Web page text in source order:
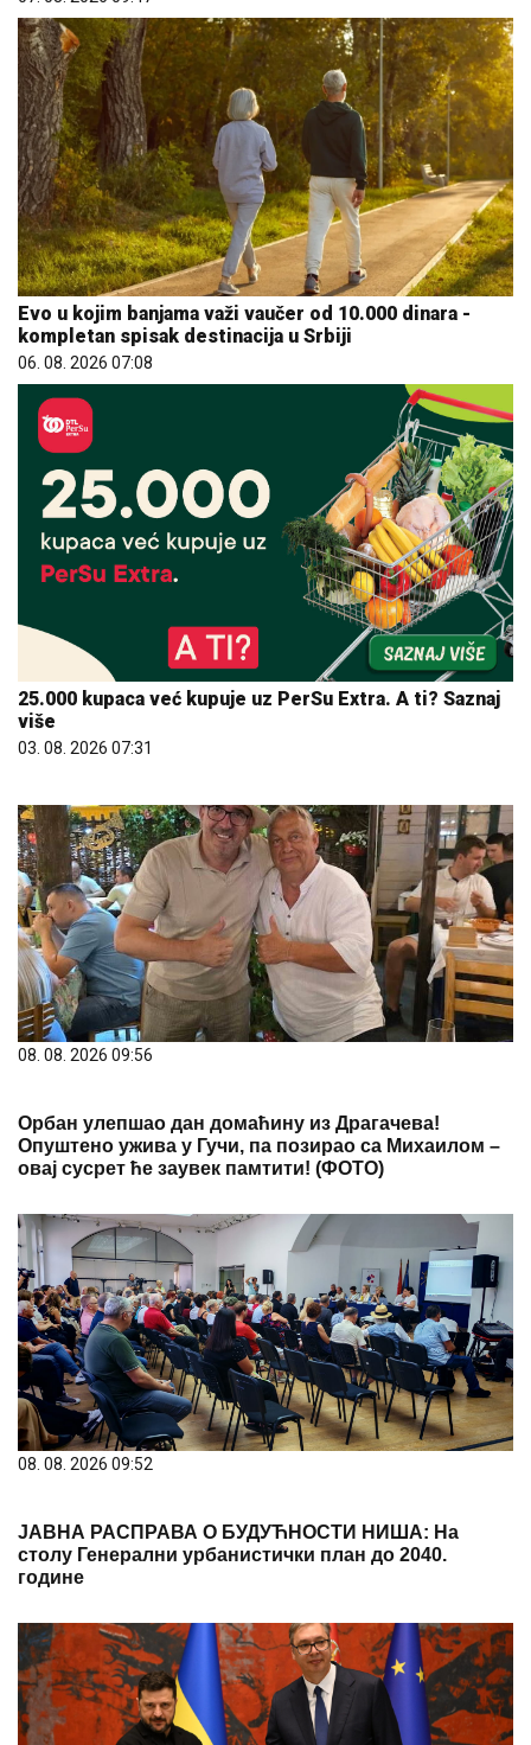
Evo u kojim banjama važi vaučer od 10.000 dinara -
kompletan spisak destinacija u Srbiji
06. 08. 2026 07:08
25.000 kupaca već kupuje uz PerSu Extra. A ti? Saznaj
više
03. 08. 2026 07:31
08. 08. 2026 09:56
Oрбан улепшао дан домаћину из Драгачева!
Опуштено ужива у Гучи, па позирао са Михаилом –
овај сусрет ће заувек памтити! (ФОТО)
08. 08. 2026 09:52
ЈАВНА РАСПРАВА О БУДУЋНОСТИ НИША: На
столу Генерални урбанистички план до 2040.
године